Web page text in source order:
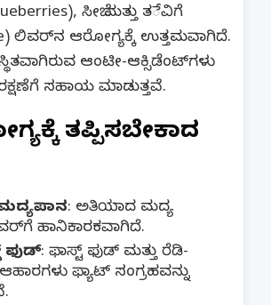
ಸೀಬೆ ಮತ್ತು ತేವಿಗೆ
ಲಿವರ್‌ನ ಆರೋಗ್ಯಕ್ಕೆ ಉತ್ತಮವಾಗಿದೆ.
ಆಂಟೀ-ಆಕ್ಸಿಡೆಂಟ್‌ಗಳು
ಸಹಾಯ ಮಾಡುತ್ತವೆ.
ತಪ್ಪಿಸಬೇಕಾದ
: ಅತಿಯಾದ ಮದ್ಯ
ಹಾನಿಕಾರಕವಾಗಿದೆ.
ಫುಡ್: ಫಾಸ್ಟ್ ಫುಡ್ ಮತ್ತು ರೆಡಿ-
ಫ್ಯಾಟ್ ಸಂಗ್ರಹವನ್ನು